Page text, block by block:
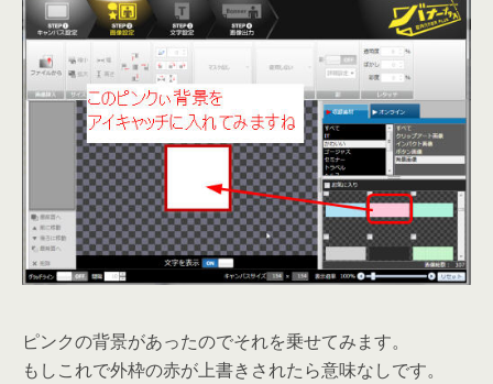
ピンクの背景があったのでそれを乗せてみます。
もしこれで外枠の赤が上書きされたら意味なしです。